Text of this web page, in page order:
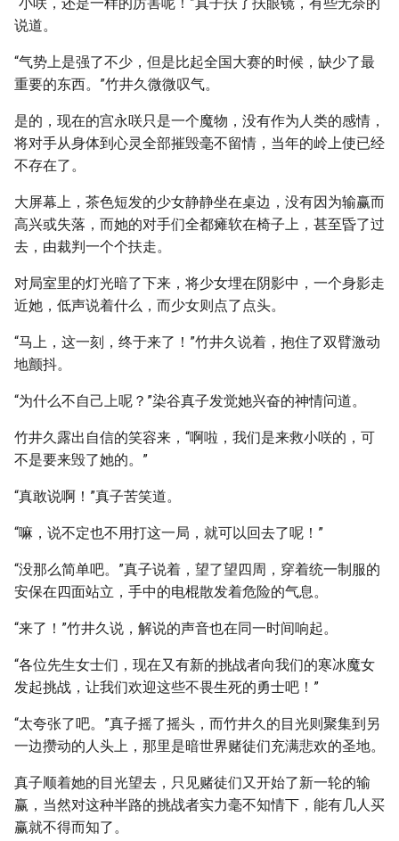
说道。
“气势上是强了不少，但是比起全国大赛的时候，缺少了最
重要的东西。”竹井久微微叹气。
是的，现在的宫永咲只是一个魔物，没有作为人类的感情，
将对手从身体到心灵全部摧毁毫不留情，当年的岭上使已经
不存在了。
大屏幕上，茶色短发的少女静静坐在桌边，没有因为输赢而
高兴或失落，而她的对手们全都瘫软在椅子上，甚至昏了过
去，由裁判一个个扶走。
对局室里的灯光暗了下来，将少女埋在阴影中，一个身影走
近她，低声说着什么，而少女则点了点头。
“马上，这一刻，终于来了！”竹井久说着，抱住了双臂激动
地颤抖。
“为什么不自己上呢？”染谷真子发觉她兴奋的神情问道。
竹井久露出自信的笑容来，“啊啦，我们是来救小咲的，可
不是要来毁了她的。”
“真敢说啊！”真子苦笑道。
“嘛，说不定也不用打这一局，就可以回去了呢！”
“没那么简单吧。”真子说着，望了望四周，穿着统一制服的
安保在四面站立，手中的电棍散发着危险的气息。
“来了！”竹井久说，解说的声音也在同一时间响起。
“各位先生女士们，现在又有新的挑战者向我们的寒冰魔女
发起挑战，让我们欢迎这些不畏生死的勇士吧！”
“太夸张了吧。”真子摇了摇头，而竹井久的目光则聚集到另
一边攒动的人头上，那里是暗世界赌徒们充满悲欢的圣地。
真子顺着她的目光望去，只见赌徒们又开始了新一轮的输
赢，当然对这种半路的挑战者实力毫不知情下，能有几人买
赢就不得而知了。